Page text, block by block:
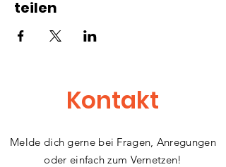
teilen
Kontakt
Melde dich gerne bei Fragen, Anregungen
oder einfach zum Vernetzen!